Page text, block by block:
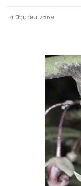
4 มิถุนายน 2569